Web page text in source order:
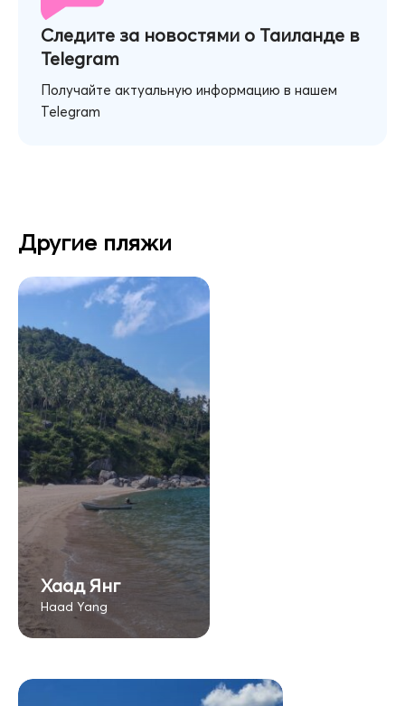
Следите за новостями о Таиланде в
Telegram
Получайте актуальную информацию в нашем
Telegram
Другие пляжи
Хаад Янг
Haad Yang